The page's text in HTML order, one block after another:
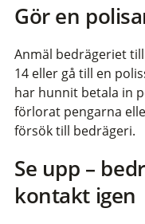
Gör en
Anmäl bedrägeriet
14 eller gå till en
har hunnit betala in
förlorat pengarna
försök till bedrägeri.
Se upp –
kontakt igen